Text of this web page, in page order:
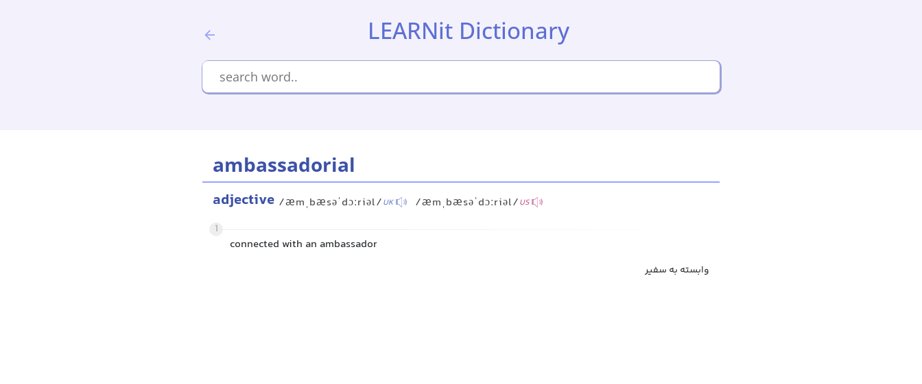
LEARNit Dictionary
ambassadorial
adjective /æmˌbæsəˈdɔːriəl/UK /æmˌbæsəˈdɔːriəl/US
1
connected with an ambassador
وابسته به سفیر